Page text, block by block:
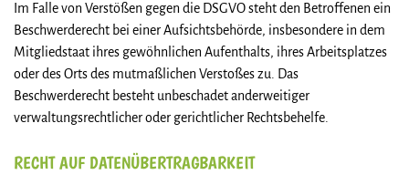
Im Falle von Verstößen gegen die DSGVO steht den Betroffenen ein
Beschwerderecht bei einer Aufsichtsbehörde, insbesondere in dem
Mitgliedstaat ihres gewöhnlichen Aufenthalts, ihres Arbeitsplatzes
oder des Orts des mutmaßlichen Verstoßes zu. Das
Beschwerderecht besteht unbeschadet anderweitiger
verwaltungsrechtlicher oder gerichtlicher Rechtsbehelfe.
RECHT AUF DATEN­ÜBERTRAG­BARKEIT